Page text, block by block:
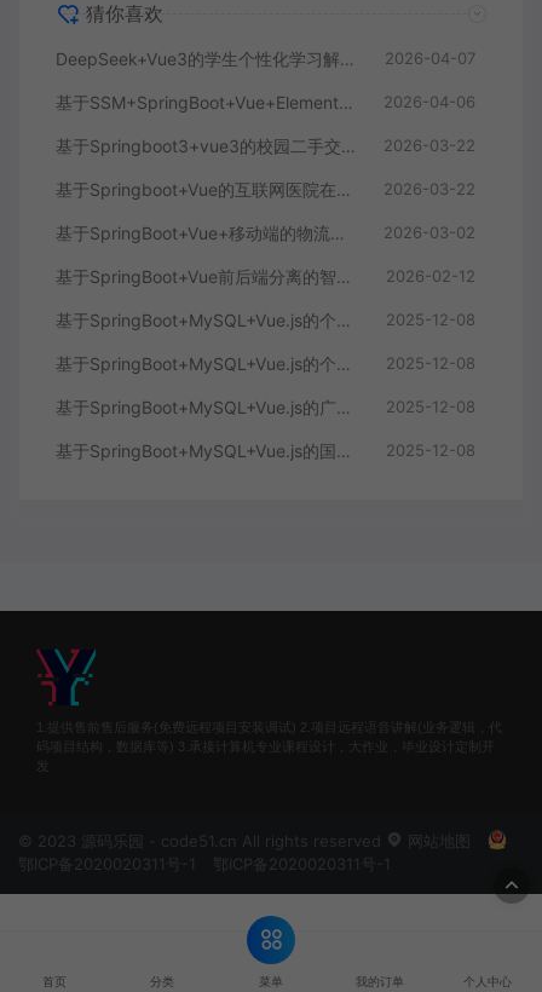
猜你喜欢
DeepSeek+Vue3的学生个性化学习解答AI系统 2026-04-07
基于SSM+SpringBoot+Vue+ElementPlus的聊天im系统 2026-04-06
基于Springboot3+vue3的校园二手交易平台 2026-03-22
基于Springboot+Vue的互联网医院在线问诊系统 2026-03-22
基于SpringBoot+Vue+移动端的物流快递系统 2026-03-02
基于SpringBoot+Vue前后端分离的智能知识库问答系统 2026-02-12
基于SpringBoot+MySQL+Vue.js的个人健康管理系统(附论文) 2025-12-08
基于SpringBoot+MySQL+Vue.js的个性化推荐电商系统(附论文) 2025-12-08
基于SpringBoot+MySQL+Vue.js的广西文化传承小程序(附论文) 2025-12-08
基于SpringBoot+MySQL+Vue.js的国风彩妆系统(附论文) 2025-12-08
1.提供售前售后服务(免费远程项目安装调试) 2.项目远程语音讲解(业务逻辑，代
码项目结构，数据库等) 3.承接计算机专业课程设计，大作业，毕业设计定制开
发
© 2023 源码乐园 - code51.cn All rights reserved
网站地图
鄂ICP备2020020311号-1
鄂ICP备2020020311号-1
首页 分类 菜单 我的订单 个人中心